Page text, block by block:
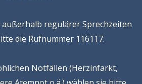
regulärer Sprechzeiten
die Rufnummer 116117.
Notfällen (Herzinfarkt,